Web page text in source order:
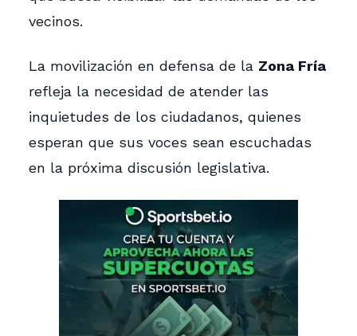
vecinos.
La movilización en defensa de la Zona Fría
refleja la necesidad de atender las
inquietudes de los ciudadanos, quienes
esperan que sus voces sean escuchadas
en la próxima discusión legislativa.